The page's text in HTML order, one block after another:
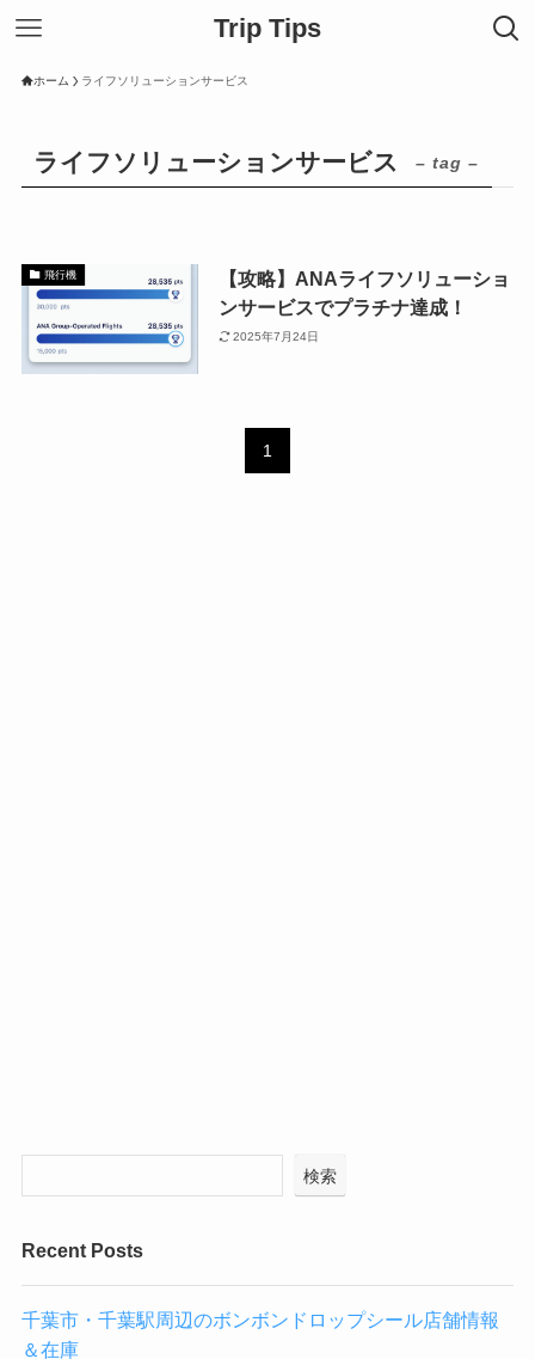
Trip Tips
ホーム ライフソリューションサービス
ライフソリューションサービス – tag –
飛行機
【攻略】ANAライフソリューショ
ンサービスでプラチナ達成！
2025年7月24日
1
検索
Recent Posts
千葉市・千葉駅周辺のボンボンドロップシール店舗情報
＆在庫